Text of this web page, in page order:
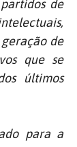
de
de
que se
últimos
para a